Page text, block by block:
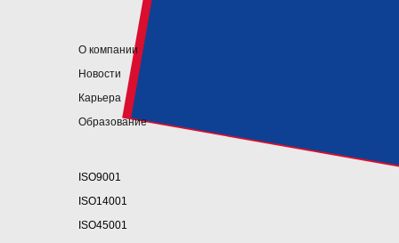
О компании
Новости
Карьера
Образование
ISO9001
ISO14001
ISO45001